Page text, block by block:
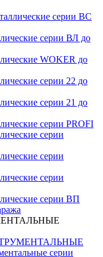
серии ВС
серии ВЛ до
WOKER до
серии 22 до
серии 21 до
серии PROFI
серии
серии
серии
серии ВП
серии